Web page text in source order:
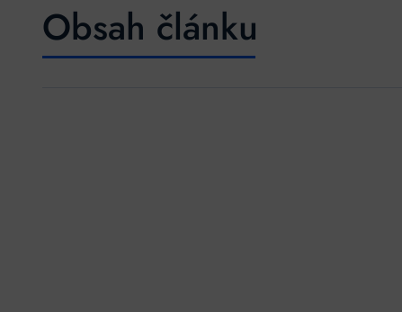
Obsah článku